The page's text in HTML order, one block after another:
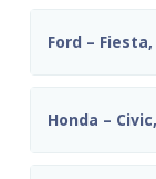
Ford –
Honda –